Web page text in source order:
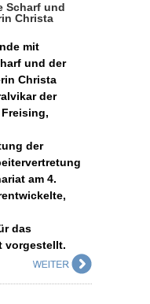
Scharf und
Christa
mit
und der
Christa
der
der
am 4.
das
vorgestellt.